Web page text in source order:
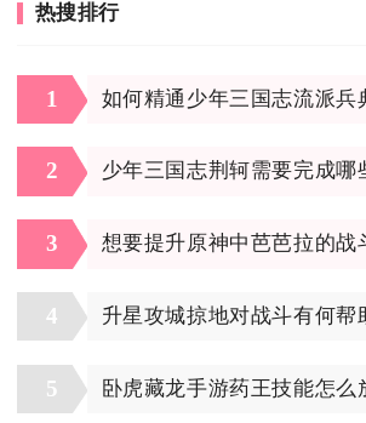
热搜排行
1 如何精通少年三国志流派兵
2 少年三国志荆轲需要完成哪
3 想要提升原神中芭芭拉的战
4 升星攻城掠地对战斗有何帮
5 卧虎藏龙手游药王技能怎么